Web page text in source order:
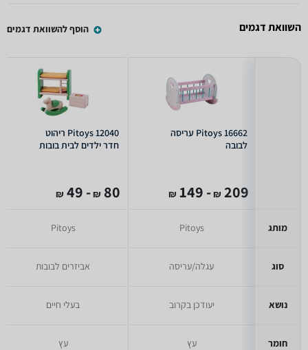
השוואת דגמים הוסף להשוואת דגמים
מותג
סוג
נושא
חומר
Pitoys 16662 עריסה
לבובה
209
₪
- 149
₪
Pitoys
עגלה/עריסה
יעודכן בקרוב
עץ
Pitoys 12040 ריהוט
חדר ילדים לבית בובות
80
₪
- 49
₪
Pitoys
אביזרים לבובות
בעלי חיים
עץ